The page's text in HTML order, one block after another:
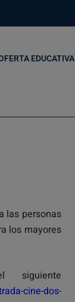
EDUCATIVA
las personas
los mayores
cine-dos-